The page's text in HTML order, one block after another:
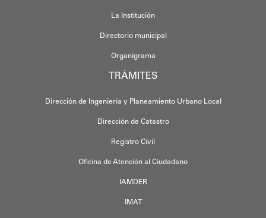
La Institución
Directorio municipal
Organigrama
TRÁMITES
Dirección de Ingeniería y Planeamiento Urbano Local
Dirección de Catastro
Registro Civil
Oficina de Atención al Ciudadano
IAMDER
IMAT